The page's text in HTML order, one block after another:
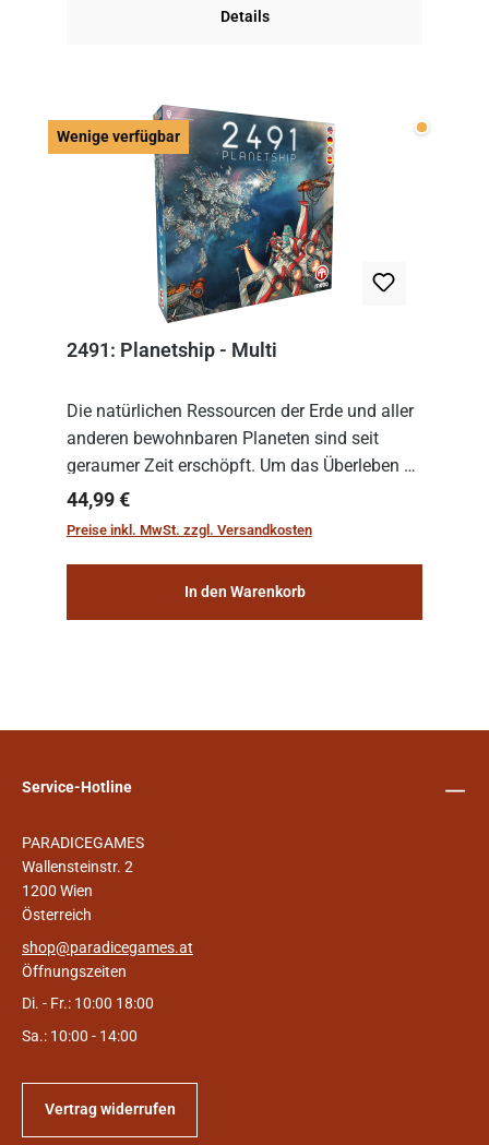
Details
Wenige verfügbar Wenige
2491: Planetship - Multi
Die natürlichen Ressourcen der Erde und aller
anderen bewohnbaren Planeten sind seit
geraumer Zeit erschöpft. Um das Überleben zu
sichern, wurden die sogenannten
„Weltenschiffe“ gebaut. Auf diesen
Regulärer Preis:
44,99 €
Preise inkl. MwSt. zzgl. Versandkosten
In den Warenkorb
Service-Hotline
PARADICEGAMES
Wallensteinstr. 2
1200 Wien
Österreich
shop@paradicegames.at
Öffnungszeiten
Di. - Fr.: 10:00 18:00
Sa.: 10:00 - 14:00
Vertrag widerrufen